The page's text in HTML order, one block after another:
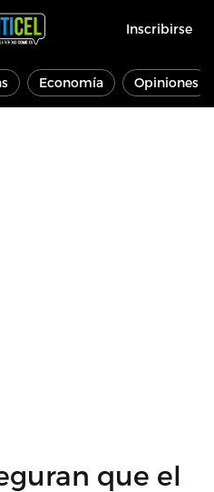
Inscribirse
Economía Opiniones
que el